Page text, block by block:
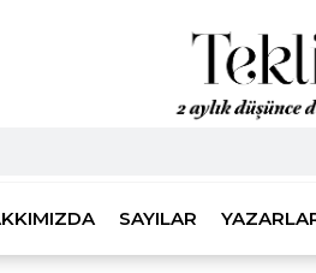
SAYILAR